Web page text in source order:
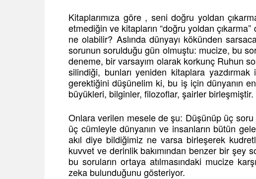
Kitaplarımıza göre , seni doğru yoldan
etmediğin ve kitapların “doğru yoldan
ne olabilir? Aslında dünyayı kökünden
sorunun sorulduğu gün olmuştu: mucize, bu
deneme, bir varsayım olarak korkunç Ruhun
silindiği, bunları yeniden kitaplara yazdırmak
gerektiğini düşünelim ki, bu iş için dünyanın
büyükleri, bilginler, filozoflar, şairler birleşmiştir.
Onlara verilen mesele de şu: Düşünüp üç
üç cümleyle dünyanın ve insanların bütün
akıl diye bildiğimiz ne varsa birleşerek
kuvvet ve derinlik bakımından benzer bir şey
bu soruların ortaya atılmasındaki mucize
zeka bulunduğunu gösteriyor.